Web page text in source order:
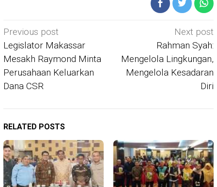
Post
navigation
Previous post
Legislator Makassar
Mesakh Raymond Minta
Perusahaan Keluarkan
Dana CSR
Next post
Rahman Syah:
Mengelola Lingkungan,
Mengelola Kesadaran
Diri
RELATED POSTS